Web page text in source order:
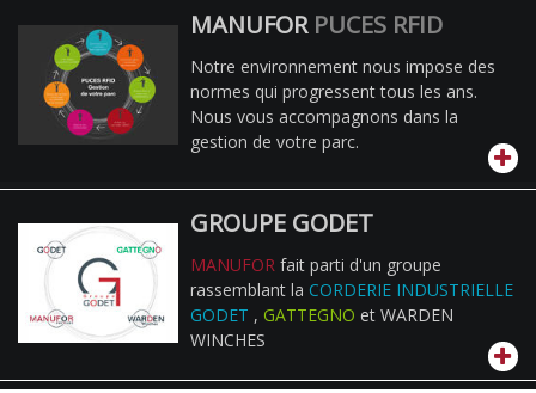
MANUFOR PUCES RFID
Notre environnement nous impose des
normes qui progressent tous les ans.
Nous vous accompagnons dans la
gestion de votre parc.
GROUPE GODET
MANUFORfait parti d'un groupe
rassemblant la CORDERIE INDUSTRIELLE
GODET , GATTEGNO et WARDEN
WINCHES